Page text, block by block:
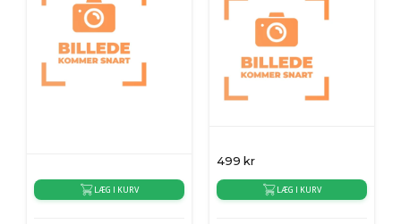
LÆG I KURV
499 kr
LÆG I KURV